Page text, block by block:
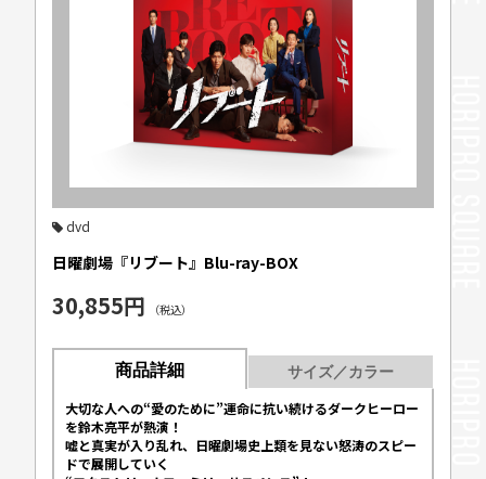
dvd
日曜劇場『リブート』Blu-ray-BOX
30,855円 （税込）
商品詳細
サイズ／カラー
大切な人への“愛のために”運命に抗い続けるダークヒーロー
を鈴木亮平が熱演！
嘘と真実が入り乱れ、日曜劇場史上類を見ない怒涛のスピー
ドで展開していく